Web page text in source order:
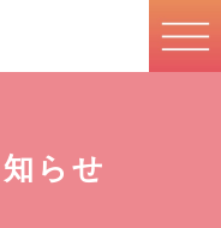
らせ